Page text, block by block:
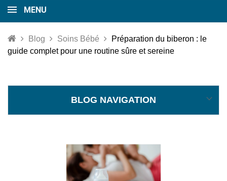
MENU
Blog Soins Bébé
Préparation du biberon : le
guide complet pour une routine sûre et sereine
BLOG NAVIGATION